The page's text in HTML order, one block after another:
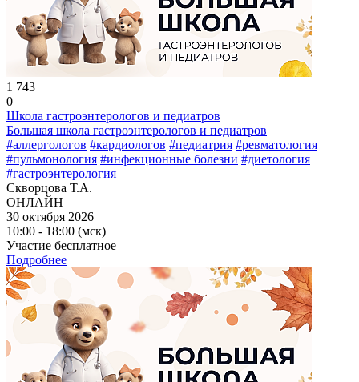
1 743
0
Школа гастроэнтерологов и педиатров
Большая школа гастроэнтерологов и педиатров
#аллергологов #кардиологов #педиатрия #ревматология
#пульмонология #инфекционные болезни #диетология
#гастроэнтерология
Скворцова Т.А.
ОНЛАЙН
30 октября 2026
10:00 - 18:00 (мск)
Участие бесплатное
Подробнее